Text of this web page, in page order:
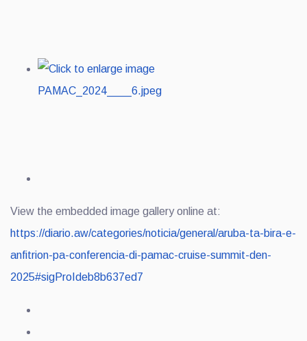
View the embedded image gallery online at:
https://diario.aw/categories/noticia/general/aruba-ta-bira-e-
anfitrion-pa-conferencia-di-pamac-cruise-summit-den-
2025#sigProIdeb8b637ed7